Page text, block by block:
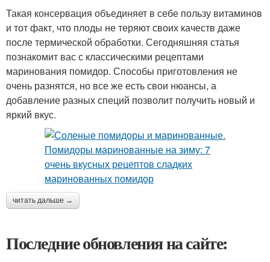
Такая консервация объединяет в себе пользу витаминов
и тот факт, что плоды не теряют своих качеств даже
после термической обработки. Сегодняшняя статья
познакомит вас с классическими рецептами
маринования помидор. Способы приготовления не
очень разнятся, но все же есть свои нюансы, а
добавление разных специй позволит получить новый и
яркий вкус.
читать дальше →
Последние обновления на сайте: